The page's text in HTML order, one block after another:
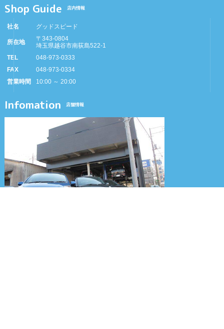
Shop Guide 店内情報
社名 グッドスピード
所在地
〒343-0804
埼玉県越谷市南荻島522-1
TEL
048-973-0333
FAX
048-973-0334
営業時間
10:00 ～ 20:00
Infomation 店舗情報